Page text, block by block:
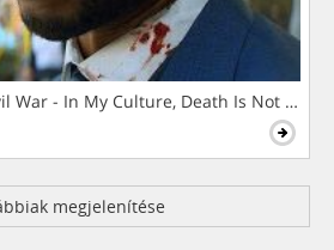
War - In My Culture, Death Is Not The
megjelenítése